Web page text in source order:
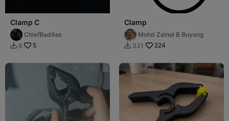
Clamp C
ChiefBadAss
 8 5
Clamp
Mohd Zainol B Buyong
 331 224